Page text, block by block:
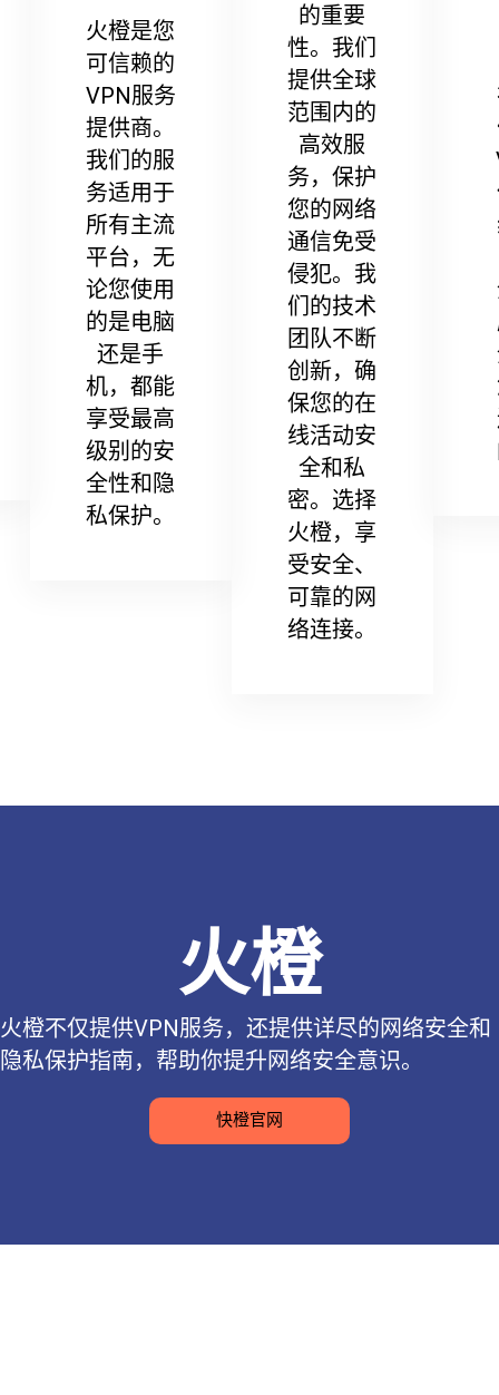
火橙是您
可信赖的
VPN服务
提供商。
我们的服
务适用于
所有主流
平台，无
论您使用
的是电脑
还是手
机，都能
享受最高
级别的安
全性和隐
私保护。
的重要
性。我们
提供全球
范围内的
高效服
务，保护
您的网络
通信免受
侵犯。我
们的技术
团队不断
创新，确
保您的在
线活动安
全和私
密。选择
火橙，享
受安全、
可靠的网
络连接。
火橙
火橙不仅提供VPN服务，还提供详尽的网络安全和
隐私保护指南，帮助你提升网络安全意识。
快橙官网